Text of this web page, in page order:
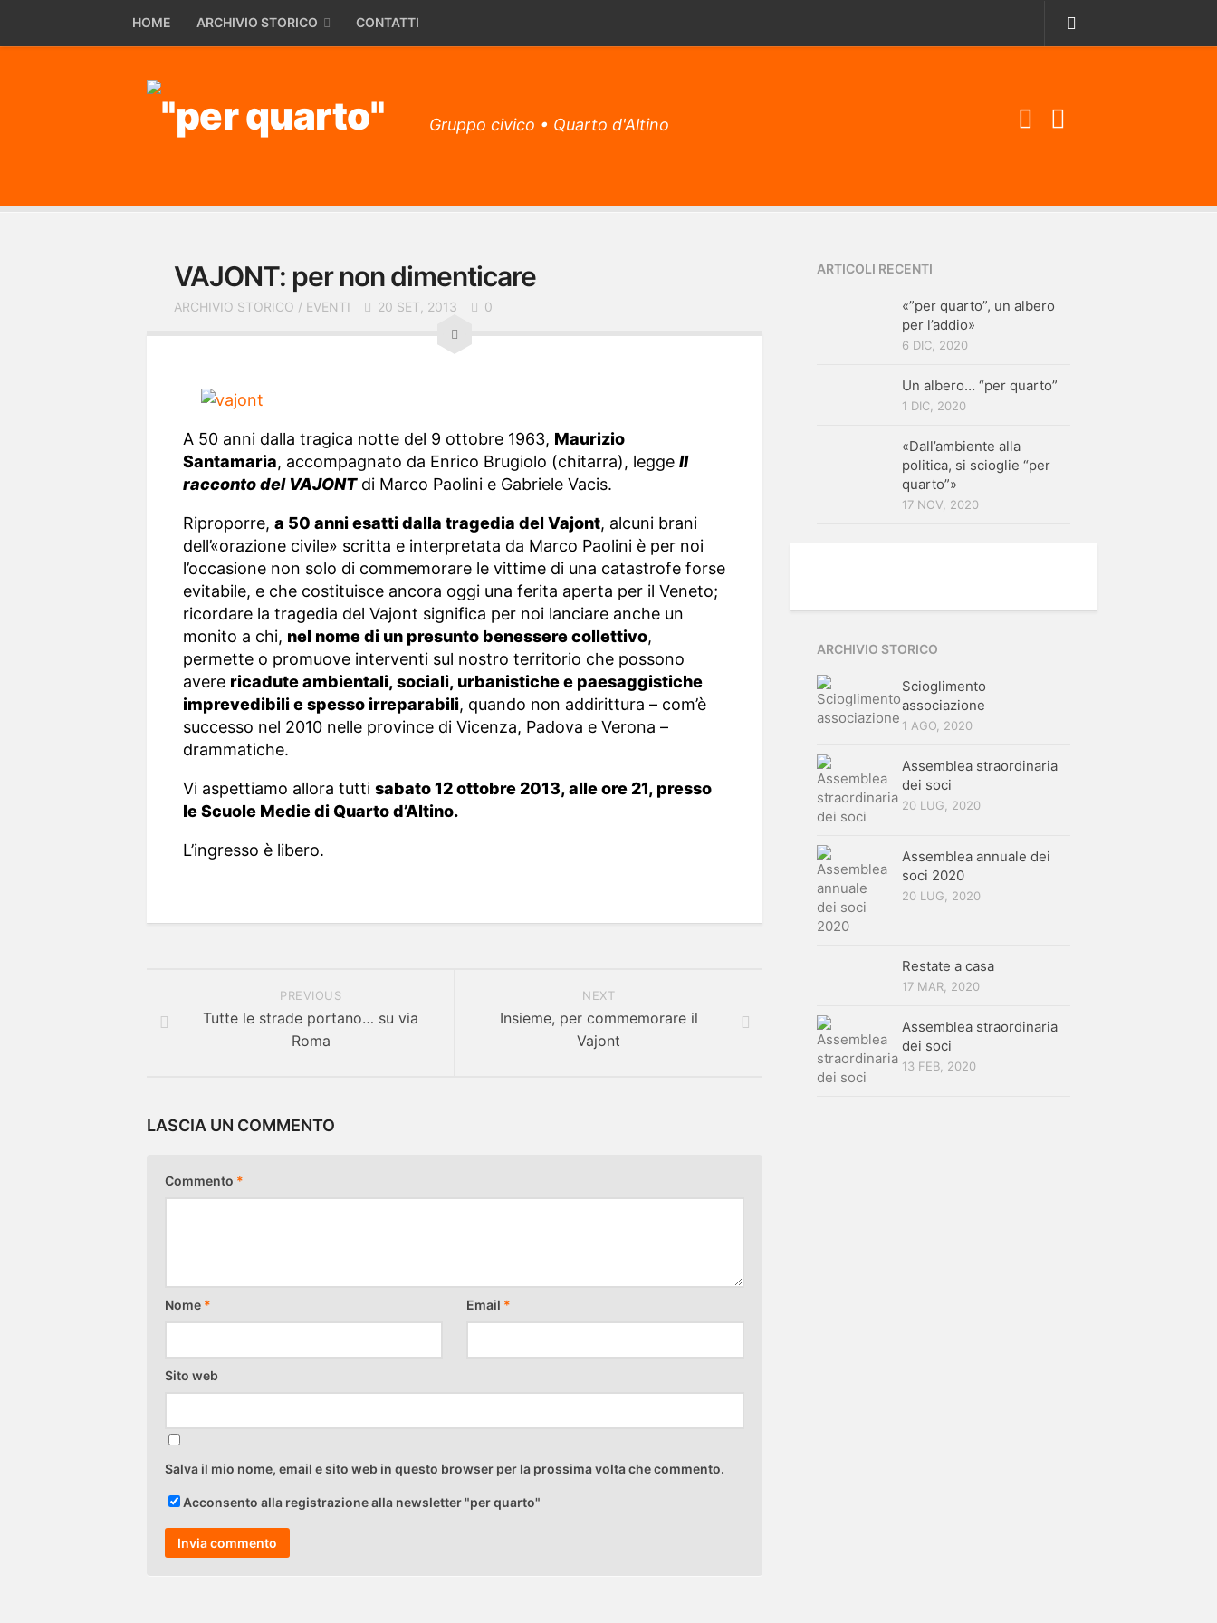
HOME ARCHIVIO STORICO CONTATTI
Gruppo civico • Quarto d'Altino
VAJONT: per non dimenticare
ARCHIVIO STORICO / EVENTI 20 SET, 2013 0
A 50 anni dalla tragica notte del 9 ottobre 1963, Maurizio
Santamaria, accompagnato da Enrico Brugiolo (chitarra), legge Il
racconto del VAJONTdi Marco Paolini e Gabriele Vacis.
Riproporre, a 50 anni esatti dalla tragedia del Vajont, alcuni brani
dell’«orazione civile» scritta e interpretata da Marco Paolini è per noi
l’occasione non solo di commemorare le vittime di una catastrofe forse
evitabile, e che costituisce ancora oggi una ferita aperta per il Veneto;
ricordare la tragedia del Vajont significa per noi lanciare anche un
monito a chi, nel nome di un presunto benessere collettivo,
permette o promuove interventi sul nostro territorio che possono
avere ricadute ambientali, sociali, urbanistiche e paesaggistiche
imprevedibili e spesso irreparabili, quando non addirittura – com’è
successo nel 2010 nelle province di Vicenza, Padova e Verona –
drammatiche.
Vi aspettiamo allora tutti sabato 12 ottobre 2013, alle ore 21, presso
le Scuole Medie di Quarto d’Altino.
L’ingresso è libero.
NEXT
Insieme, per commemorare il
Vajont
PREVIOUS
Tutte le strade portano… su via
Roma
LASCIA UN COMMENTO
Commento *
Nome * Email *
Sito web
Salva il mio nome, email e sito web in questo browser per la prossima volta che commento.
Acconsento alla registrazione alla newsletter "per quarto"
ARTICOLI RECENTI
«”per quarto”, un albero
per l’addio»
6 DIC, 2020
Un albero… “per quarto”
1 DIC, 2020
«Dall’ambiente alla
politica, si scioglie “per
quarto”»
17 NOV, 2020
ARCHIVIO STORICO
Scioglimento
associazione
1 AGO, 2020
Assemblea straordinaria
dei soci
20 LUG, 2020
Assemblea annuale dei
soci 2020
20 LUG, 2020
Restate a casa
17 MAR, 2020
Assemblea straordinaria
dei soci
13 FEB, 2020